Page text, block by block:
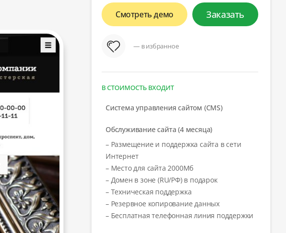
Смотреть демо Заказать
— в избранное
В СТОИМОСТЬ ВХОДИТ
Система управления сайтом (CMS)
Обслуживание сайта (4 месяца)
– Размещение и поддержка сайта в сети
Интернет
– Место для сайта 2000Мб
– Домен в зоне (RU/РФ) в подарок
– Техническая поддержка
– Резервное копирование данных
– Бесплатная телефонная линия поддержки